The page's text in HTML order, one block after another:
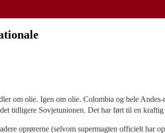
om olie. Igen om olie. Colombia og hele
tidligere Sovjetunionen. Det har ført til en
oprørerne (selvom supermagten officielt